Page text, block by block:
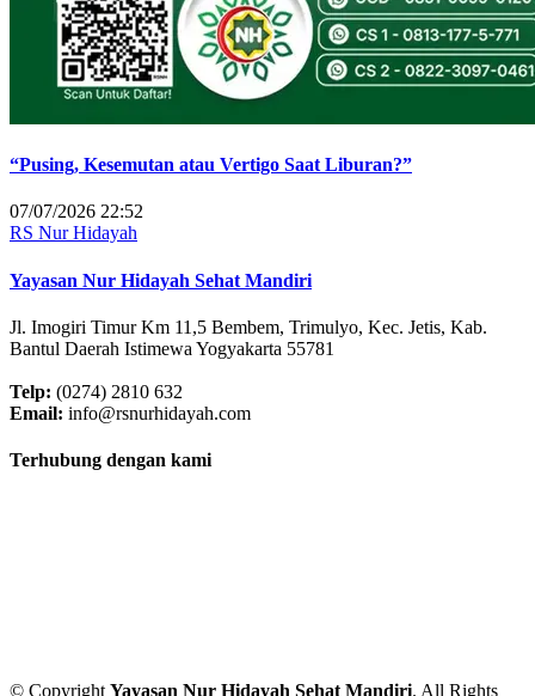
“Pusing, Kesemutan atau Vertigo Saat Liburan?”
07/07/2026 22:52
RS Nur Hidayah
Yayasan Nur Hidayah Sehat Mandiri
Jl. Imogiri Timur Km 11,5 Bembem, Trimulyo, Kec. Jetis, Kab.
Bantul Daerah Istimewa Yogyakarta 55781
Telp: (0274) 2810 632
Email: info@rsnurhidayah.com
Terhubung dengan kami
© Copyright Yayasan Nur Hidayah Sehat Mandiri. All Rights